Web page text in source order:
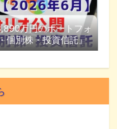
万円のポートフォ
個別株・投資信託』